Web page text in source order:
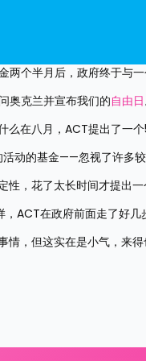
两个半月后，政府终于与
奥克兰并宣布我们的自由日
么在八月，ACT提出了一
动的基金——忽视了许多较
，花了太长时间才提出一
ACT在政府前面走了好几
情，但这实在是小气，来